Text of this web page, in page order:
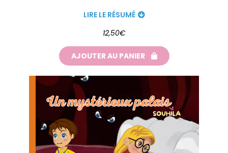
LIRE LE RÉSUMÉ
12,50€
AJOUTER AU PANIER